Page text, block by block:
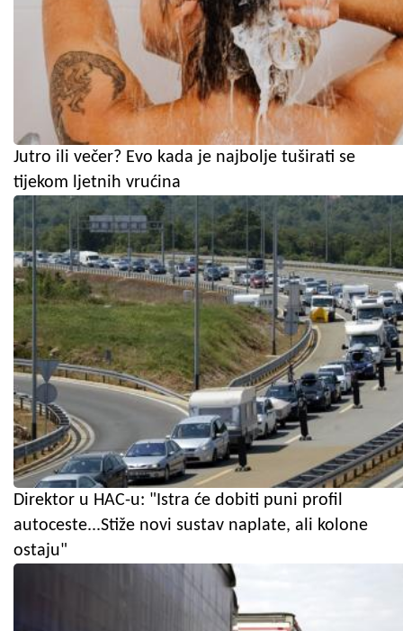
Jutro ili večer? Evo kada je najbolje tuširati se
tijekom ljetnih vrućina
Direktor u HAC-u: "Istra će dobiti puni profil
autoceste...Stiže novi sustav naplate, ali kolone
ostaju"